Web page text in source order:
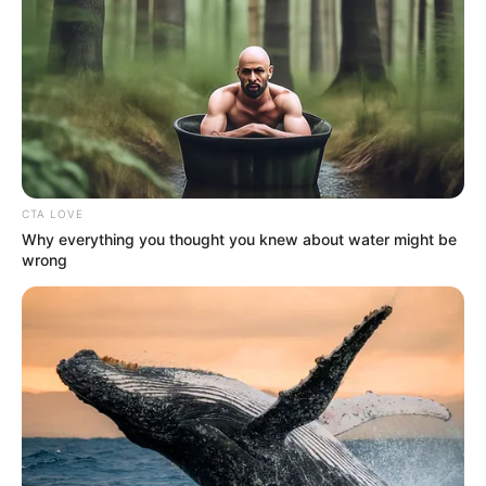
gujaratkhabar May 5, 2023 335
શેરબજાર ખુલતાની સાથે જ ધડામ: જાણો આજે
કમાણી કરવાની તકો ક્યાં છે
stock market today : સપ્તાહના અંતિમ દિવસે ભારતીય શેરબજારની
શરૂઆત ખરાબ રહી છે. આજે ખુલતાની સાથે જ સેન્સેક્સ અને નિફ્ટી…
Read More »
CTA LOVE
Why everything you thought you knew about water might be
wrong